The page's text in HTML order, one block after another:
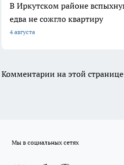
В Иркутском районе
едва не сожгло квартиру
4 августа
Комментарии на этой
Мы в социальных сетях